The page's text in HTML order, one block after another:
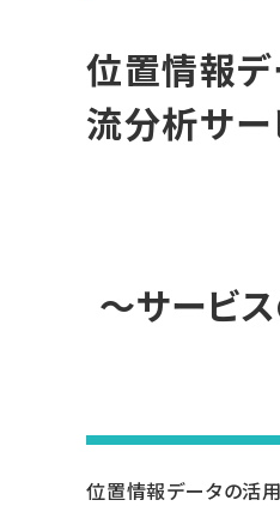
位置情報デ
流分析サ
〜サービ
位置情報データの活